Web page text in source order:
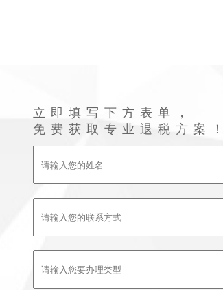
立即填写下方表单，
免费获取专业退税方案！